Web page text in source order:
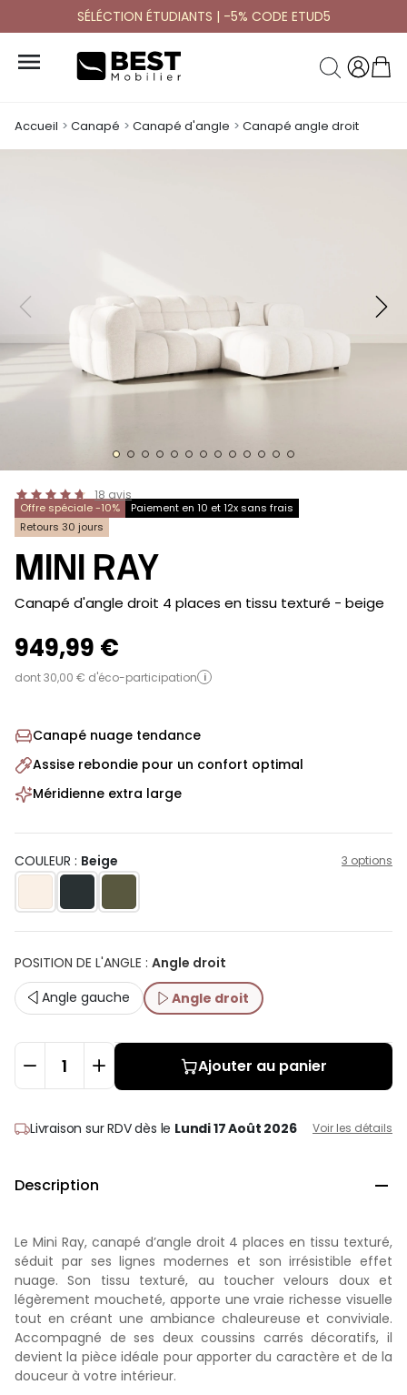
SÉLÉCTION ÉTUDIANTS | -5% CODE ETUD5

Accueil Canapé Canapé d'angle Canapé angle droit
18 avis
Offre spéciale -10%
Paiement en 10 et 12x sans frais
Retours 30 jours
MINI RAY
-
Canapé d'angle droit 4 places en tissu texturé - beige
949,99 €
dont 30,00 € d'éco-participation i
Canapé nuage tendance
Assise rebondie pour un confort optimal
Méridienne extra large
COULEUR : Beige 3 options
POSITION DE L'ANGLE : Angle droit
Angle gauche
Angle droit
Ajouter au panier
Livraison sur RDVdès le Lundi 17 Août 2026 Voir les détails
Description 
Le Mini Ray, canapé d’angle droit 4 places en tissu texturé,
séduit par ses lignes modernes et son irrésistible effet
nuage. Son tissu texturé, au toucher velours doux et
légèrement moucheté, apporte une vraie richesse visuelle
tout en créant une ambiance chaleureuse et conviviale.
Accompagné de ses deux coussins carrés décoratifs, il
devient la pièce idéale pour apporter du caractère et de la
douceur à votre intérieur.